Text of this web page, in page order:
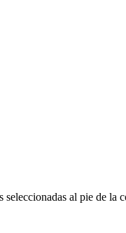
al pie de la